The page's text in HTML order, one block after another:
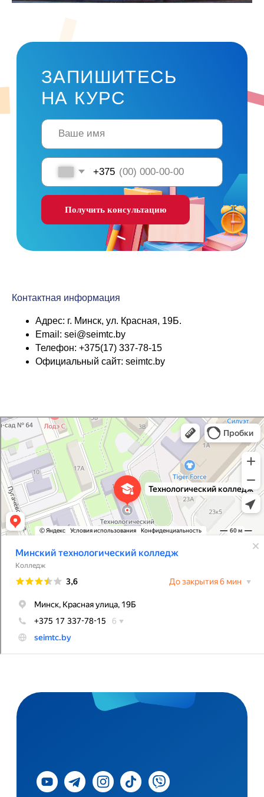
Контактная информация
Адрес: г. Минск, ул. Красная, 19Б.
Email: sei@seimtc.by
Телефон: +375(17) 337-78-15
Официальный сайт: seimtc.by
Минский технологический колледж
Колледж в Минске